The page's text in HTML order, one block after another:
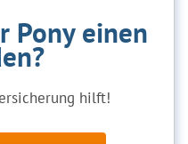
Pony einen
hilft!